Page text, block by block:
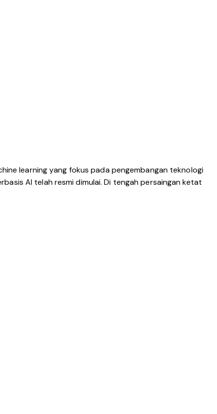
learning yang fokus pada pengembangan teknologi
AI telah resmi dimulai. Di tengah persaingan ketat